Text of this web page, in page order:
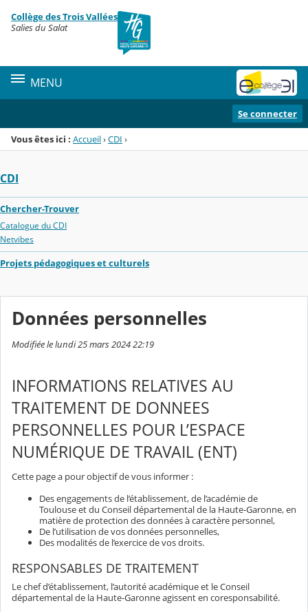
Menu de la rubrique
Contenu
Collège des Trois Vallées
Salies du Salat
MENU
Se connecter
Vous êtes ici : Accueil›CDI ›
CDI
Chercher-Trouver
Catalogue du CDI
Netvibes
Projets pédagogiques et culturels
Données personnelles
Modifiée le lundi 25 mars 2024 22:19
INFORMATIONS RELATIVES AU
TRAITEMENT DE DONNEES
PERSONNELLES POUR L’ESPACE
NUMÉRIQUE DE TRAVAIL (ENT)
Cette page a pour objectif de vous informer :
Des engagements de l’établissement, de l’académie de
Toulouse et du Conseil départemental de la Haute-Garonne, en
matière de protection des données à caractère personnel,
De l’utilisation de vos données personnelles,
Des modalités de l’exercice de vos droits.
RESPONSABLES DE TRAITEMENT
Le chef d’établissement, l’autorité académique et le Conseil
départemental de la Haute-Garonne agissent en coresponsabilité.